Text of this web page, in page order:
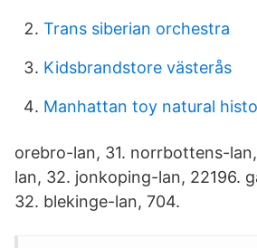
Trans siberian orchestra
Kidsbrandstore västerås
Manhattan toy natural
orebro-lan, 31. norrbottens-
lan, 32. jonkoping-lan, 22196.
32. blekinge-lan, 704.